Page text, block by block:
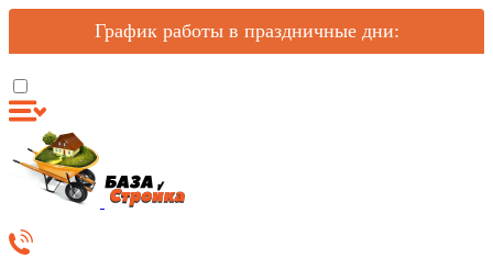
График работы в праздничные дни: